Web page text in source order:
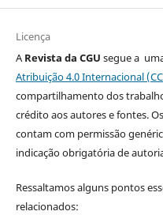
Licença
ARevista da CGU segue a
Atribuição 4.0 Internacional
compartilhamento dos
crédito aos autores e fontes.
contam com permissão
indicação obrigatória de
Ressaltamos alguns pontos
relacionados: